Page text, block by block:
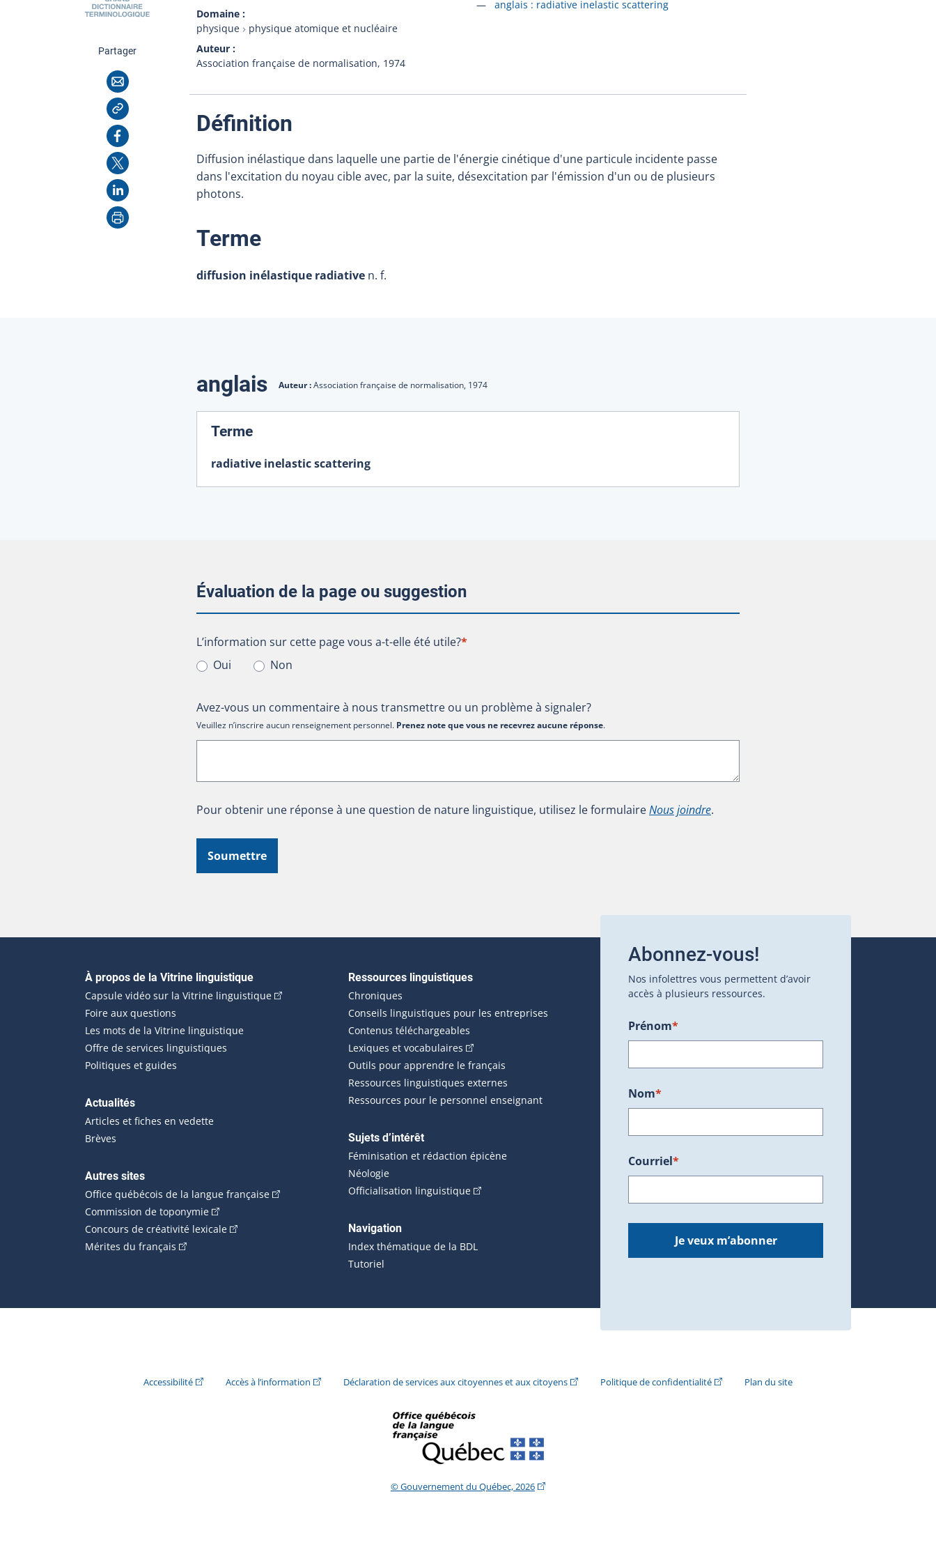
Domaine
physique
physique atomique et nucléaire
Auteur
Association française de normalisation, 1974
Accéder à la fiche en
anglais : radiative inelastic scattering
Partagercette page
Courriel
Copier l'adresse
Facebook
X
LinkedIn
Imprimer
Définition
Diffusion inélastique dans laquelle une partie de l'énergie cinétique d'une particule incidente passe
dans l'excitation du noyau cible avec, par la suite, désexcitation par l'émission d'un ou de plusieurs
photons.
Terme:
diffusion inélastique radiative n. f.
Traductions
anglais Auteur :Association française de normalisation, 1974
Terme:
radiative inelastic scattering
Évaluation de la page ou suggestion
L’information sur cette page vous a-t-elle été utile?
L’information sur cette page vous a-t-elle été utile?*
Oui
Non
Avez-vous un commentaire à nous transmettre ou un problème à signaler?
Veuillez n’inscrire aucun renseignement personnel. Prenez note que vous ne recevrez aucune réponse.
Pour obtenir une réponse à une question de nature linguistique, utilisez le formulaireNous joindre.
Soumettre
Navigation principale
À propos de la Vitrine linguistique
Capsule vidéo sur la Vitrine linguistique(Cet hyperlien externe s'ouvrira dans une nouvelle fenêtre.)
Foire aux questions
Les mots de la Vitrine linguistique
Offre de services linguistiques
Politiques et guides
Actualités
Articles et fiches en vedette
Brèves
Autres sites
Office québécois de la langue française(Cet hyperlien externe s'ouvrira dans une nouvelle fenêtre.)
Commission de toponymie(Cet hyperlien externe s'ouvrira dans une nouvelle fenêtre.)
Concours de créativité lexicale(Cet hyperlien externe s'ouvrira dans une nouvelle fenêtre.)
Mérites du français (Cet hyperlien externe s'ouvrira dans une nouvelle fenêtre.)
Ressources linguistiques
Chroniques
Conseils linguistiques pour les entreprises
Contenus téléchargeables
Lexiques et vocabulaires (Cet hyperlien externe s'ouvrira dans une nouvelle fenêtre.)
Outils pour apprendre le français
Ressources linguistiques externes
Ressources pour le personnel enseignant
Sujets d’intérêt
Féminisation et rédaction épicène
Néologie
Officialisation linguistique(Cet hyperlien externe s'ouvrira dans une nouvelle fenêtre.)
Navigation
Index thématique de la BDL
Tutoriel
Abonnez-vous!
Nos infolettres vous permettent d’avoir
accès à plusieurs ressources.
Prénom*
Nom*
Courriel*
Je veux m’abonner
Accessibilité(Cet hyperlien externe s'ouvrira dans une nouvelle fenêtre.)
Accès à l’information (Cet hyperlien externe s'ouvrira dans une nouvelle fenêtre.)
Déclaration de services aux citoyennes et aux citoyens(Cet hyperlien externe s'ouvrira dans une nouvelle fenêtre.)
Politique de confidentialité(Cet hyperlien externe s'ouvrira dans une nouvelle
Plan du site
© Gouvernement du Québec, 2026(Cet hyperlien externe s'ouvrira dans une nouvelle fenêtre.)